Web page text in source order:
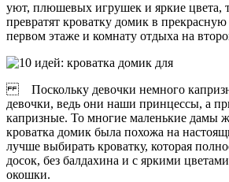
уют, плюшевых игрушек и яркие цвета,
превратят кроватку домик в
первом этаже и комнату отдыха на
Поскольку девочки немного
девочки, ведь они наши принцессы, а
капризные. То многие маленькие дамы
кроватка домик была похожа на
лучше выбирать кроватку, которая
досок, без балдахина и с яркими
окошки.